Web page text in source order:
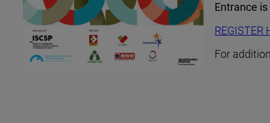
Entrance
REGISTER
For